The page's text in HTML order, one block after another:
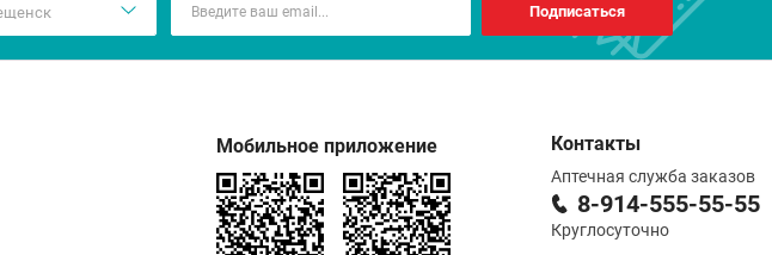
Подписаться
Мобильное приложение Контакты
Аптечная служба заказов
8-914-555-55-55
Круглосуточно